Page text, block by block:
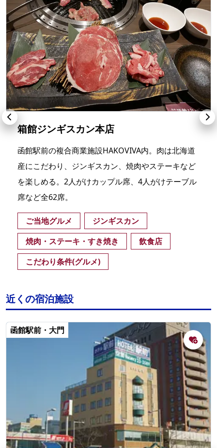
箱館ジンギスカン本店
函館駅前の複合商業施設HAKOVIVA内。肉は北海道
産にこだわり、ジンギスカン、焼肉やステーキなど
を楽しめる。2人がけカップル席、4人がけテーブル
席など全62席。
ご当地グルメ
ジンギスカン
焼肉・ステーキ・すき焼き
飲食店
こだわり条件(グルメ)
近くの宿泊施設
函館駅前・大門